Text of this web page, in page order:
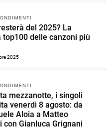
del 2025? La
top100 delle canzoni più
2025
mezzanotte, i singoli
venerdì 8 agosto: da
Aloia a Matteo
con Gianluca Grignani